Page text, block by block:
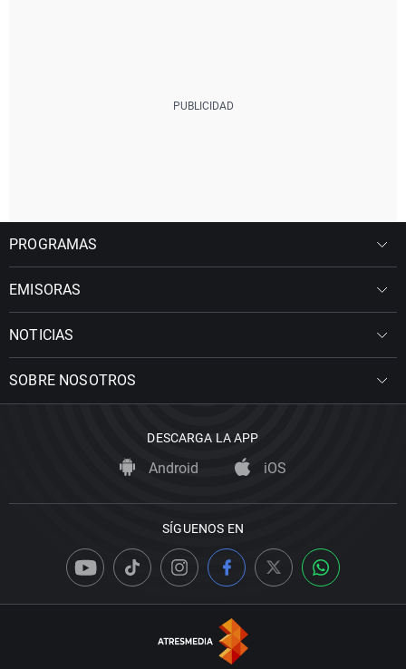
PROGRAMAS
EMISORAS
NOTICIAS
SOBRE NOSOTROS
DESCARGA LA APP
Android iOS
SÍGUENOS EN